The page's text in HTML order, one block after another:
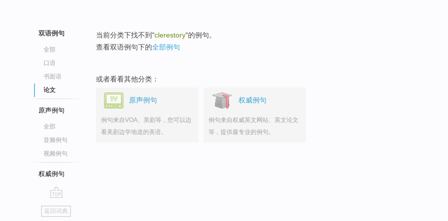
双语例句
全部
口语
书面语
论文
原声例句
全部
音频例句
视频例句
权威例句
go
top
返回词典
当前分类下找不到"clerestory"的例句。
查看双语例句下的全部例句
或者看看其他分类：
原声例句
例句来自VOA、美剧等，您可以边
看美剧边学地道的美语。
权威例句
例句来自权威英文网站、英文论文
等，提供最专业的例句。